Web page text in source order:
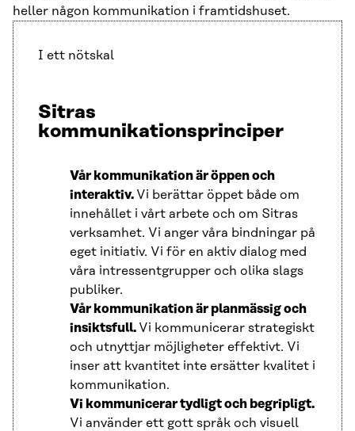
heller någon kommunikation i framtidshuset.
I ett nötskal
Sitras
kommunikationsprinciper
Vår kommunikation är öppen och
interaktiv. Vi berättar öppet både om
innehållet i vårt arbete och om Sitras
verksamhet. Vi anger våra bindningar på
eget initiativ. Vi för en aktiv dialog med
våra intressentgrupper och olika slags
publiker.
Vår kommunikation är planmässig och
insiktsfull. Vi kommunicerar strategiskt
och utnyttjar möjligheter effektivt. Vi
inser att kvantitet inte ersätter kvalitet i
kommunikation.
Vi kommunicerar tydligt och begripligt.
Vi använder ett gott språk och visuell